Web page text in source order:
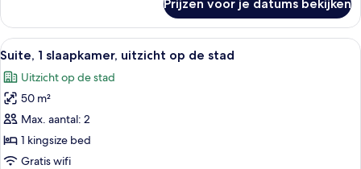
suite,
slaapkamer
Prijzen voor je datums bekijken
Alle
foto's
voor
Suite,
1
slaapkamer,
uitzicht
Een hal met twee fauteuils, een bank
14
Suite, 1 slaapkamer, uitzicht op de stad
Uitzicht op de stad
50 m²
Max. aantal: 2
1 kingsize bed
Gratis wifi